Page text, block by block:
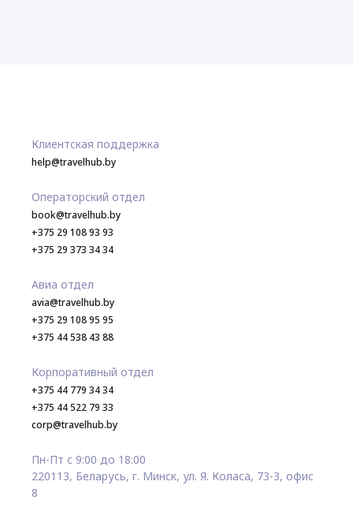
Клиентская поддержка
help@travelhub.by
Операторский отдел
book@travelhub.by
+375 29 108 93 93
+375 29 373 34 34
Авиа отдел
avia@travelhub.by
+375 29 108 95 95
+375 44 538 43 88
Корпоративный отдел
+375 44 779 34 34
+375 44 522 79 33
corp@travelhub.by
Пн-Пт с 9:00 до 18:00
220113, Беларусь, г. Минск, ул. Я. Коласа, 73-3, офис
8